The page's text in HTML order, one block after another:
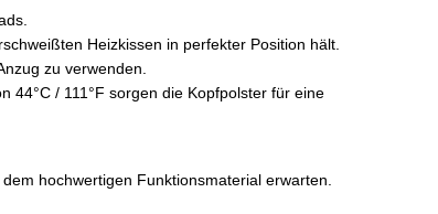
Heizkissen in perfekter Position hält.
zu verwenden.
44°C / 111°F sorgen die Kopfpolster für eine
hochwertigen Funktionsmaterial erwarten.